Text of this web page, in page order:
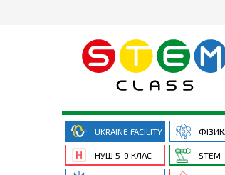
UKRAINE FACILITY
НУШ 5-9 КЛАС
STEM